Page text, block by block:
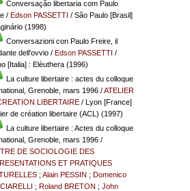
Conversação libertaria com Paulo
/ Edson PASSETTI / São Paulo [Brasil]
(1998)
Conversazioni con Paulo Freire, il
dell'ovvio/ Edson PASSETTI /
[Italia] : Elèuthera (1996)
La culture libertaire : actes du colloque
Grenoble, mars 1996/ATELIER
LIBERTAIRE/ Lyon [France]
de création libertaire (ACL) (1997)
La culture libertaire : Actes du colloque
Grenoble, mars 1996/
DE SOCIOLOGIE DES
ET PRATIQUES
; Alain PESSIN ; Domenico
; Roland BRETON ; John